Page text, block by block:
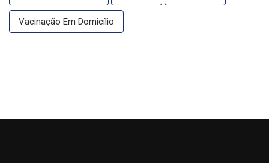
Vacinação Em Domicílio